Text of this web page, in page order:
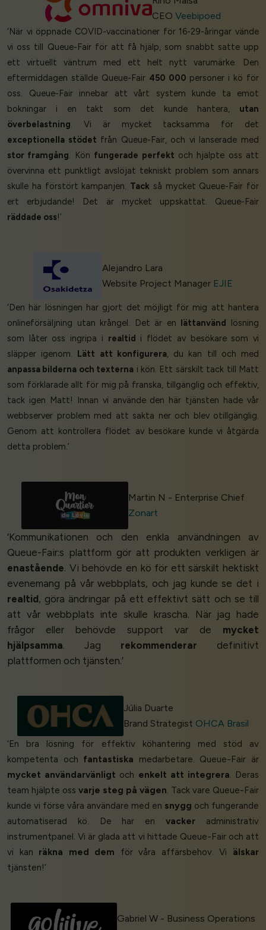
CEO Veebipoed
‘När vi öppnade COVID-vaccinationer för 16-29-åringar vände
vi oss till Queue-Fair för att få hjälp, som snabbt satte upp
ett virtuellt väntrum med ett helt nytt varumärke. Den
eftermiddagen ställde Queue-Fair 450 000 personer i kö för
oss. Queue-Fair innebar att vårt system kunde ta emot
bokningar i en takt som det kunde hantera, utan
överbelastning. Vi är mycket tacksamma för det
exceptionella stödet från Queue-Fair, och vi lanserade med
stor framgång. Kön fungerade perfekt och hjälpte oss att
övervinna ett punktligt avslöjat tekniskt problem som annars
skulle ha förstört kampanjen. Tack så mycket Queue-Fair för
ert erbjudande! Det är mycket uppskattat. Queue-Fair
räddade oss!’
Alejandro Lara
Website Project Manager EJIE
‘Den här lösningen har gjort det möjligt för mig att hantera
onlineförsäljning utan krångel. Det är en
lättanvänd
lösning
som låter oss ingripa i realtid
i flödet av besökare som vi
släpper igenom.
Lätt att konfigurera, du kan till och med
anpassa bilderna och texterna i kön. Ett särskilt tack till Matt
som förklarade allt för mig på franska, tillgänglig och effektiv,
tack igen Matt! Innan vi använde den här tjänsten hade vår
webbserver problem med att sakta ner och blev otillgänglig.
Genom att kontrollera flödet av besökare kunde vi åtgärda
detta problem.’
Martin N - Enterprise Chief
Zonart
‘Kommunikationen och den enkla användningen av
Queue-Fair:s plattform gör att produkten verkligen är
enastående. Vi behövde en kö för ett särskilt hektiskt
evenemang på vår webbplats, och jag kunde se det i
realtid, göra ändringar på ett effektivt sätt och se till
att vår webbplats inte skulle krascha. När jag hade
frågor eller behövde support var de mycket
hjälpsamma. Jag rekommenderar definitivt
plattformen och tjänsten.’
Júlia Duarte
Brand Strategist OHCA Brasil
‘En bra lösning för effektiv köhantering med stöd av
kompetenta och fantastiska medarbetare. Queue-Fair är
mycket användarvänligt och enkelt att integrera. Deras
team hjälpte oss varje steg på vägen. Tack vare Queue-Fair
kunde vi förse våra användare med en snygg och fungerande
automatiserad kö. De har envacker administrativ
instrumentpanel. Vi är glada att vi hittade Queue-Fair och att
vi kan räkna med dem för våra affärsbehov. Vi älskar
tjänsten!’
Gabriel W - Business Operations